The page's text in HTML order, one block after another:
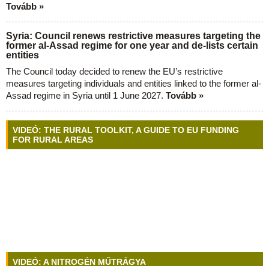
Tovább »
Syria: Council renews restrictive measures targeting the
former al-Assad regime for one year and de-lists certain
entities
The Council today decided to renew the EU’s restrictive
measures targeting individuals and entities linked to the former al-
Assad regime in Syria until 1 June 2027. Tovább »
VIDEÓ: THE RURAL TOOLKIT, A GUIDE TO EU FUNDING
FOR RURAL AREAS
VIDEÓ: A NITROGÉN MŰTRÁGYA